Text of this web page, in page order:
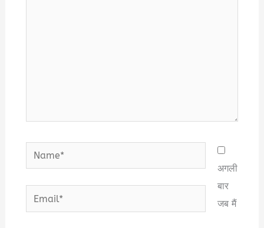
Name*
Email*
अगली
बार
जब मैं